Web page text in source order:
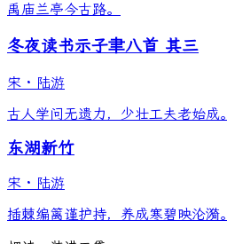
禹庙兰亭今古路。
冬夜读书示子聿八首 其三
宋 · 陆游
古人学问无遗力，少壮工夫老始成。
东湖新竹
宋 · 陆游
插棘编篱谨护持，养成寒碧映沦漪。